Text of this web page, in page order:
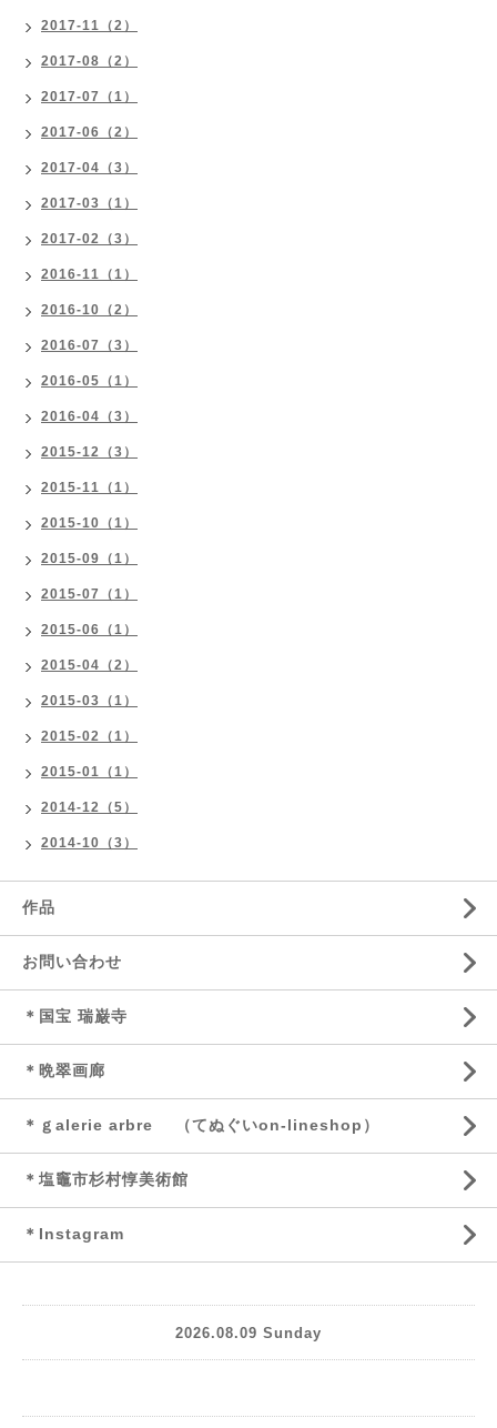
2017-11（2）
2017-08（2）
2017-07（1）
2017-06（2）
2017-04（3）
2017-03（1）
2017-02（3）
2016-11（1）
2016-10（2）
2016-07（3）
2016-05（1）
2016-04（3）
2015-12（3）
2015-11（1）
2015-10（1）
2015-09（1）
2015-07（1）
2015-06（1）
2015-04（2）
2015-03（1）
2015-02（1）
2015-01（1）
2014-12（5）
2014-10（3）
作品
お問い合わせ
＊国宝 瑞巌寺
＊晩翠画廊
＊ｇalerie arbre （てぬぐいon-lineshop）
＊塩竈市杉村惇美術館
＊Instagram
2026.08.09 Sunday